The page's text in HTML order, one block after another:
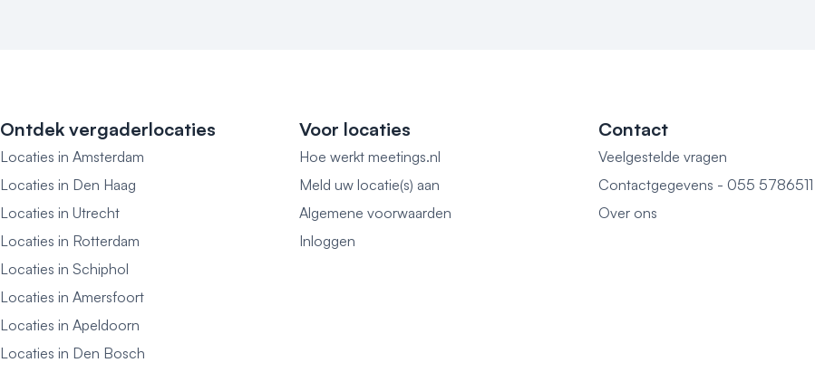
Ontdek vergaderlocaties
Locaties in Amsterdam
Locaties in Den Haag
Locaties in Utrecht
Locaties in Rotterdam
Locaties in Schiphol
Locaties in Amersfoort
Locaties in Apeldoorn
Locaties in Den Bosch
Voor locaties
Hoe werkt meetings.nl
Meld uw locatie(s) aan
Algemene voorwaarden
Inloggen
Contact
Veelgestelde vragen
Contactgegevens - 055 5786511
Over ons